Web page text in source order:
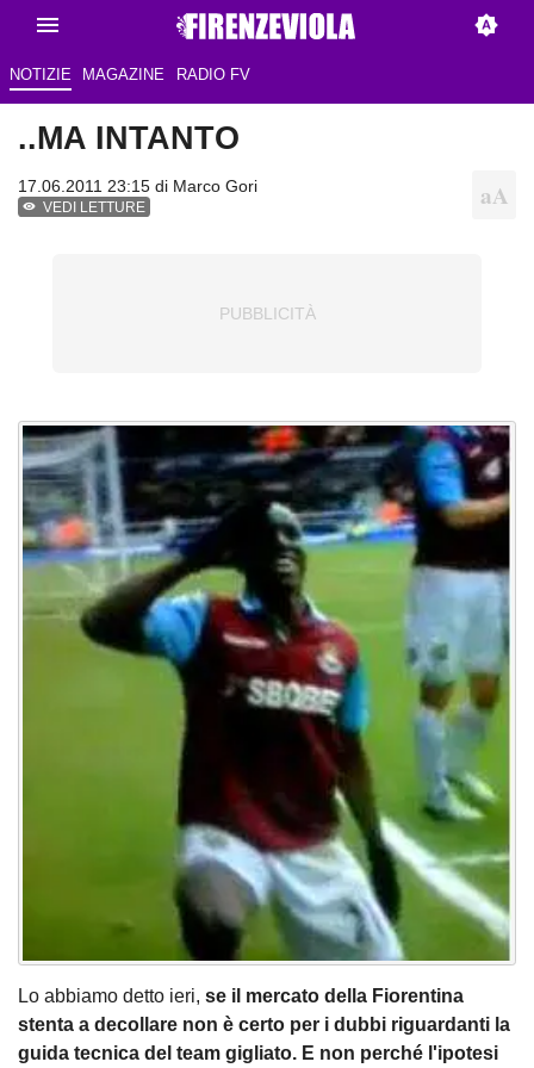
NOTIZIE MAGAZINE RADIO FV
..MA INTANTO
17.06.2011 23:15 di Marco Gori
VEDI LETTURE
Lo abbiamo detto ieri, se il mercato della Fiorentina
stenta a decollare non è certo per i dubbi riguardanti la
guida tecnica del team gigliato. E non perché l'ipotesi